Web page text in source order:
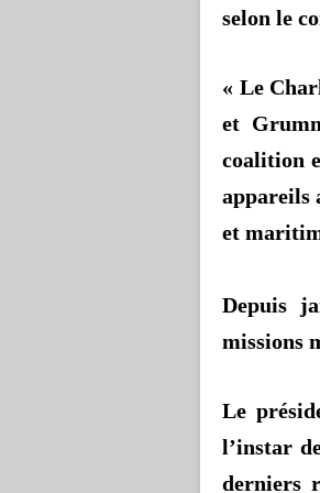
selon le
« Le
et
coalition
appareils
et
Depuis
missions
Le
l’instar
derniers